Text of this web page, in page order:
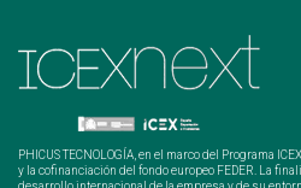
PHICUS TECNOLOGÍA, en el marco del Programa
y la cofinanciación del fondo europeo FEDER. La